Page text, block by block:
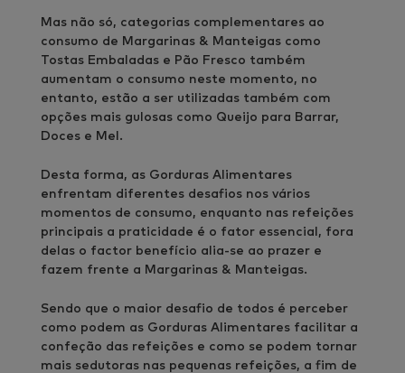
Mas não só, categorias complementares ao
consumo de Margarinas & Manteigas como
Tostas Embaladas e Pão Fresco também
aumentam o consumo neste momento, no
entanto, estão a ser utilizadas também com
opções mais gulosas como Queijo para Barrar,
Doces e Mel.
Desta forma, as Gorduras Alimentares
enfrentam diferentes desafios nos vários
momentos de consumo, enquanto nas refeições
principais a praticidade é o fator essencial, fora
delas o factor benefício alia-se ao prazer e
fazem frente a Margarinas & Manteigas.
Sendo que o maior desafio de todos é perceber
como podem as Gorduras Alimentares facilitar a
confeção das refeições e como se podem tornar
mais sedutoras nas pequenas refeições, a fim de